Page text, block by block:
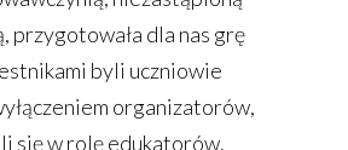
przygotowała dla nas grę
byli uczniowie
organizatorów,
się w rolę edukatorów.